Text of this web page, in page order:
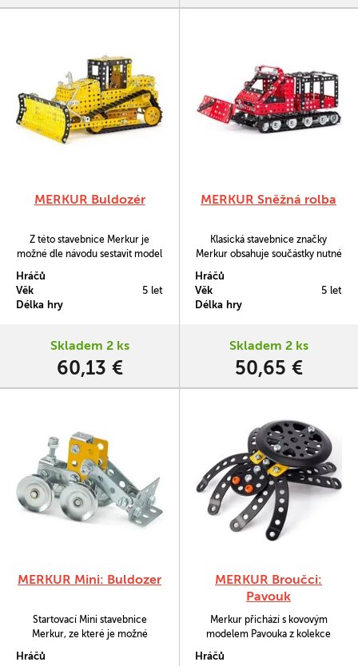
MERKUR Buldozér
Z této stavebnice Merkur je
možné dle návodu sestavit model
radlice jsou doplněny plastové
díly, pro snadné vytvarování.
Hráčů
Věk
5 let
Délka hry
Skladem 2 ks
60,13 €
MERKUR Sněžná rolba
Klasická stavebnice značky
Merkur obsahuje součástky nutné
najdete podrobný návod, Merkur
sadu nářadí a unikátní Merkur
Hráčů
Věk
5 let
Délka hry
Skladem 2 ks
50,65 €
MERKUR Mini: Buldozer
Startovací Mini stavebnice
Merkur, ze které je možné
Balení obsahuje 51 součástek.
Hráčů
MERKUR Broučci:
Pavouk
Merkur přichází s kovovým
modelem Pavouka z kolekce
součástek nutných pro sestavení
Hráčů